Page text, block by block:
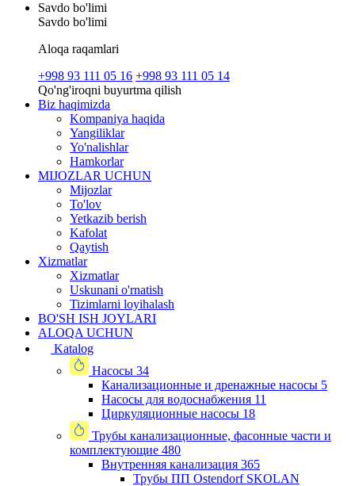
Savdo bo'limi
Savdo bo'limi
Aloqa raqamlari
+998 93 111 05 16 +998 93 111 05 14
Qo'ng'iroqni buyurtma qilish
Biz haqimizda
Kompaniya haqida
Yangiliklar
Yo'nalishlar
Hamkorlar
MIJOZLAR UCHUN
Mijozlar
To'lov
Yetkazib berish
Kafolat
Qaytish
Xizmatlar
Xizmatlar
Uskunani o'rnatish
Tizimlarni loyihalash
BO'SH ISH JOYLARI
ALOQA UCHUN
Katalog
Насосы 34
Канализационные и дренажные насосы 5
Насосы для водоснабжения 11
Циркуляционные насосы 18
Трубы канализационные, фасонные части и
комплектующие 480
Внутренняя канализация 365
Трубы ПП Ostendorf SKOLAN